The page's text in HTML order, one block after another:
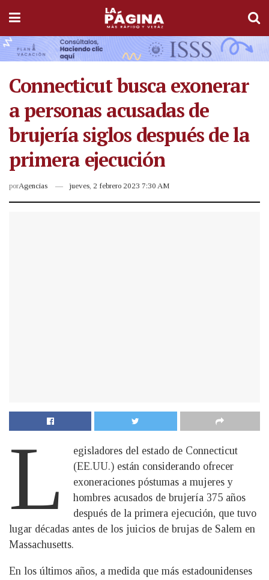
Connecticut busca exonerar
a personas acusadas de
brujería siglos después de la
primera ejecución
porAgencias jueves, 2 febrero 2023 7:30 AM
L
egisladores del estado de Connecticut
(EE.UU.) están considerando ofrecer
exoneraciones póstumas a mujeres y
hombres acusados de brujería 375 años
después de la primera ejecución, que tuvo
lugar décadas antes de los juicios de brujas de Salem en
Massachusetts.
En los últimos años, a medida que más estadounidenses